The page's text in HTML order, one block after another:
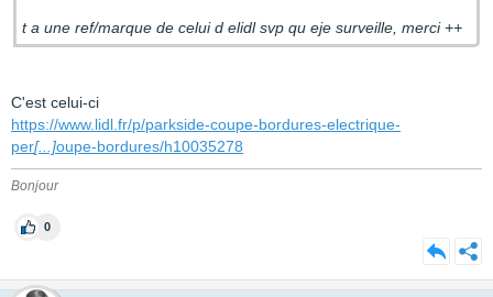
t a une ref/marque de celui d elidl svp qu eje surveille, merci ++
C'est celui-ci
https://www.lidl.fr/p/parkside-coupe-bordures-electrique-
per[...]oupe-bordures/h10035278
Bonjour
0